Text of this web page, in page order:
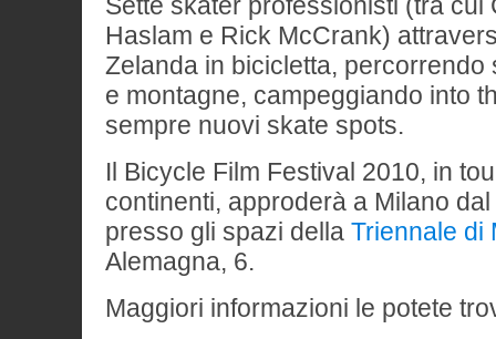
Haslam e Rick McCrank)
Zelanda in bicicletta, percorrendo
e montagne, campeggiando into
sempre nuovi skate spots.
Il Bicycle Film Festival 2010, in
continenti, approderà a Milano
presso gli spazi della Triennale di
Alemagna, 6.
Maggiori informazioni le potete